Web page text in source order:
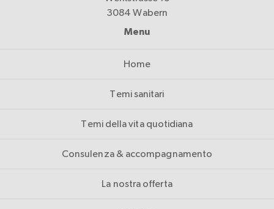
3084 Wabern
Menu
Home
Temi sanitari
Temi della vita quotidiana
Consulenza & accompagnamento
La nostra offerta